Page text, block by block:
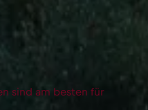
sind am besten für